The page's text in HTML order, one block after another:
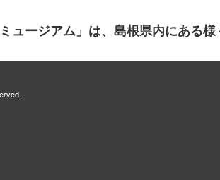
ュージアム」は、島根県内にある